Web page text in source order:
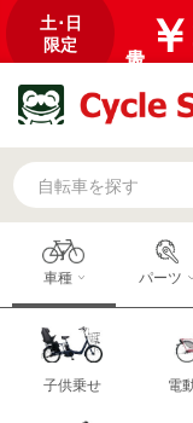
土･日
限定
車種
子供乗せ 電
パーツ